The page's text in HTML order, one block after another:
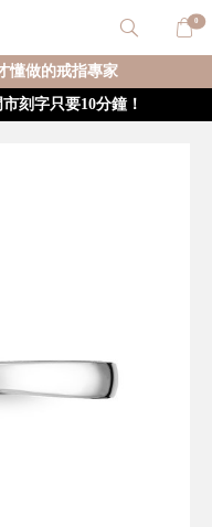
0
懂做的戒指專家
刻字只要10分鐘！